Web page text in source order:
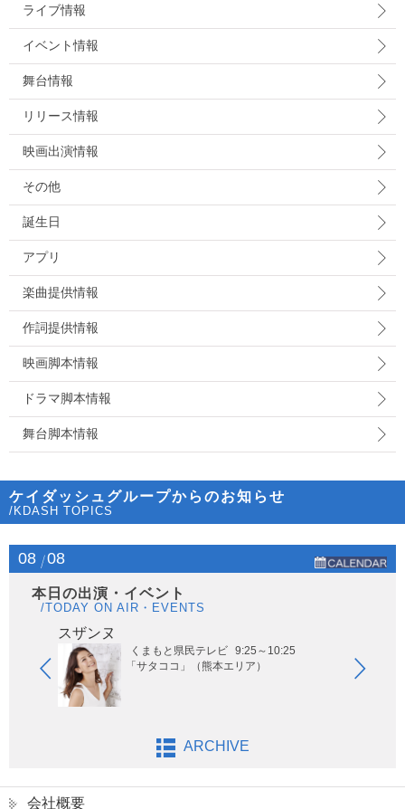
ライブ情報
イベント情報
舞台情報
リリース情報
映画出演情報
その他
誕生日
アプリ
楽曲提供情報
作詞提供情報
映画脚本情報
ドラマ脚本情報
舞台脚本情報
ケイダッシュグループからのお知らせ
/KDASH TOPICS
08 08
本日の出演・イベント
/TODAY ON AIR・EVENTS
スザンヌ
くまもと県民テレビ 9:25～10:25
「サタココ」（熊本エリア）
ARCHIVE
会社概要